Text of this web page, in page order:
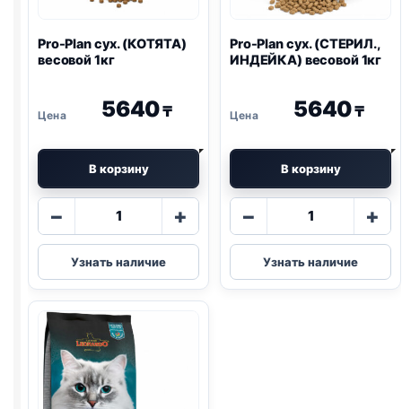
Pro-Planсух. (КОТЯТА)
весовой 1кг
5640₸
В корзину
−
Количество
Pro-
Plan
сух.
весовой
1кг
+
Узнать наличие
Pro-Planсух. (СТЕРИЛ.,
ИНДЕЙКА) весовой 1кг
5640₸
В корзину
−
Количество
Pro-
Plan
сух.
+
Узнать наличие